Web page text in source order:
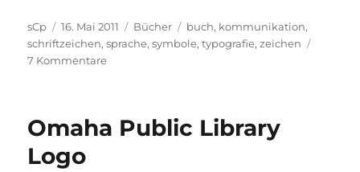
Autor
sCp
Veröffentlicht
am
16. Mai 2011 Kategorien
Bücher Schlagwörter
buch, kommunikation,
schriftzeichen,sprache,symbole,typografie,zeichen
7 Kommentarezu
Omaha Public Library
Logo